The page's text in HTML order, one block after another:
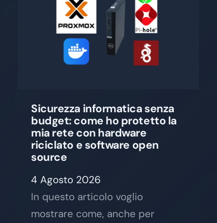
Sicurezza informatica senza
budget: come ho protetto la
mia rete con hardware
riciclato e software open
source
4 Agosto 2026
In questo articolo voglio
mostrare come, anche per